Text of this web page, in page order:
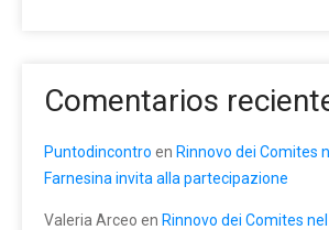
Comentarios
Puntodincontro en Rinnovo dei Comites
Farnesina invita alla partecipazione
Valeria Arceo en Rinnovo dei Comites